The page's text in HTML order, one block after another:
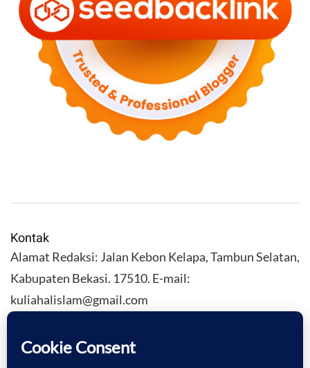
Kontak
Alamat Redaksi: Jalan Kebon Kelapa, Tambun Selatan,
Kabupaten Bekasi. 17510. E-mail:
kuliahalislam@gmail.com